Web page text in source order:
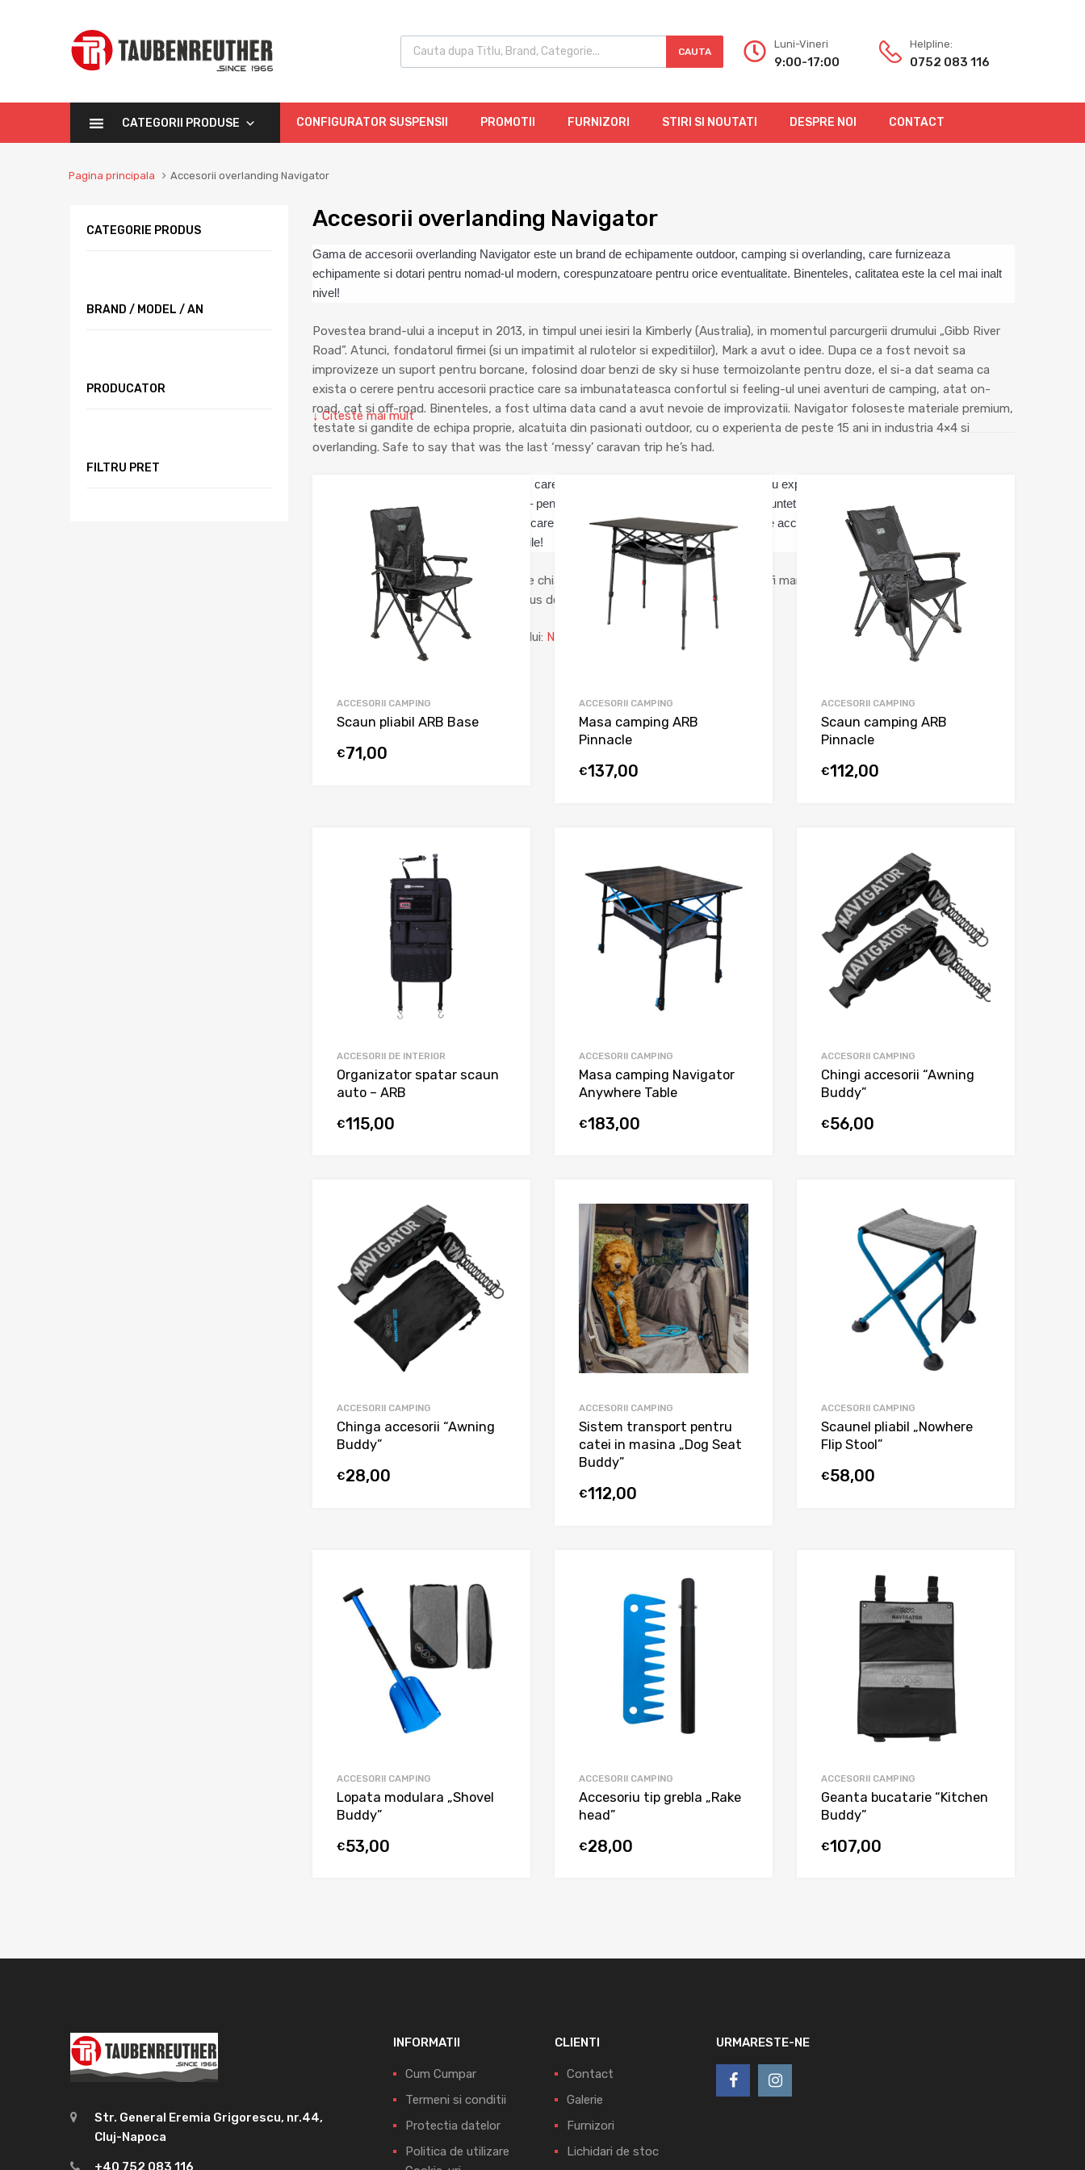
CAUTA
Luni-Vineri
9:00-17:00
Helpline:
0752 083 116
CATEGORII PRODUSE CONFIGURATOR SUSPENSII PROMOTII FURNIZORI STIRI SI NOUTATI DESPRE NOI CONTACT
Pagina principala Accesorii overlanding Navigator
Accesorii overlanding Navigator
Gama de accesorii overlanding Navigator este un brand de echipamente outdoor, camping si overlanding, care furnizeaza
echipamente si dotari pentru nomad-ul modern, corespunzatoare pentru orice eventualitate. Binenteles, calitatea este la cel mai inalt
nivel!
Povestea brand-ului a inceput in 2013, in timpul unei iesiri la Kimberly (Australia), in momentul parcurgerii drumului „Gibb River
Road”. Atunci, fondatorul firmei (si un impatimit al rulotelor si expeditiilor), Mark a avut o idee. Dupa ce a fost nevoit sa
improvizeze un suport pentru borcane, folosind doar benzi de sky si huse termoizolante pentru doze, el si-a dat seama ca
exista o cerere pentru accesorii practice care sa imbunatateasca confortul si feeling-ul unei aventuri de camping, atat on-
road, cat si off-road. Binenteles, a fost ultima data cand a avut nevoie de improvizatii. Navigator foloseste materiale premium,
testate si gandite de echipa proprie, alcatuita din pasionati outdoor, cu o experienta de peste 15 ani in industria 4×4 si
overlanding. Safe to say that was the last ‘messy’ caravan trip he’s had.
Gama este alcatuita din produse practice, care imbunatatesc comfortul la o aventura sau expeditie, ajutand si asigurand cele mai
bune solutii, cu cel mai putin efort posibil – pentru o vacanta perfecta! Indiferente daca sunteti in cautarea unei solutii de depozitare
optima, sau a unui accesoriu bine-gandit, care sa rezolve o problema banala – Gama de accesorii overlanding Navigator va vine in
ajutor cu solutii practice, compacte si fiabile!
Accesoriile Navigator sunt o completare chiar fireasca la dotarile obisnuite, cum ar fi marchizele, corturile sau accesoriile de
camping obisnuite. Acestea ofera un plus de comfort departe de casa!
Mai multe detalii pe site-ul producatorului: Navigator Australia
↓ Citeste mai mult
ACCESORII CAMPING
Scaun pliabil ARB Base
€71,00
ACCESORII CAMPING
Masa camping ARB
Pinnacle
€137,00
ACCESORII CAMPING
Scaun camping ARB
Pinnacle
€112,00
ACCESORII DE INTERIOR
Organizator spatar scaun
auto – ARB
€115,00
ACCESORII CAMPING
Masa camping Navigator
Anywhere Table
€183,00
ACCESORII CAMPING
Chingi accesorii “Awning
Buddy”
€56,00
ACCESORII CAMPING
Chinga accesorii “Awning
Buddy”
€28,00
ACCESORII CAMPING
Sistem transport pentru
catei in masina „Dog Seat
Buddy”
€112,00
ACCESORII CAMPING
Scaunel pliabil „Nowhere
Flip Stool”
€58,00
ACCESORII CAMPING
Lopata modulara „Shovel
Buddy”
€53,00
ACCESORII CAMPING
Accesoriu tip grebla „Rake
head”
€28,00
ACCESORII CAMPING
Geanta bucatarie “Kitchen
Buddy”
€107,00
CATEGORIE PRODUS
BRAND / MODEL / AN
PRODUCATOR
FILTRU PRET
Str. General Eremia Grigorescu, nr.44,
Cluj-Napoca
+40 752 083 116
INFORMATII
Cum Cumpar
Termeni si conditii
Protectia datelor
Politica de utilizare
CLIENTI
Contact
Galerie
Furnizori
Lichidari de stoc
URMARESTE-NE